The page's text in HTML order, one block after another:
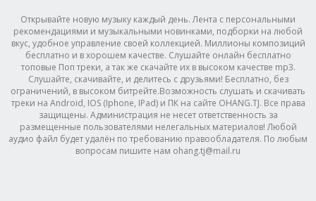
Открывайте новую музыку каждый день. Лента с персональными
рекомендациями и музыкальными новинками, подборки на любой
вкус, удобное управление своей коллекцией. Миллионы композиций
бесплатно и в хорошем качестве. Слушайте онлайн бесплатно
топовые Поп треки, а так же скачайте их в высоком качестве mp3.
Слушайте, скачивайте, и делитесь с друзьями! Бесплатно, без
ограничений, в высоком битрейте.Возможность слушать и скачивать
треки на Android, IOS (Iphone, IPad) и ПК на сайте OHANG.TJ. Все права
защищены. Администрация не несет ответственность за
размещенные пользователями нелегальных материалов! Любой
аудио файл будет удалён по требованию правообладателя. По любым
вопросам пишите нам ohang.tj@mail.ru